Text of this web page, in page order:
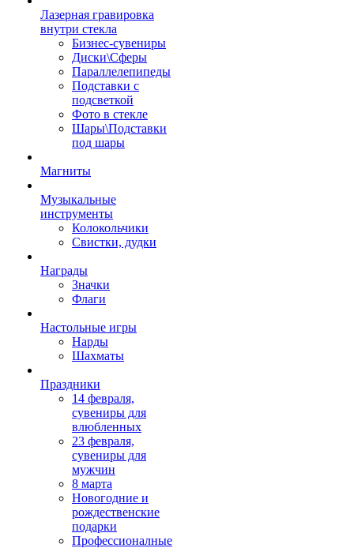
Лазерная гравировка
внутри стекла
Бизнес-сувениры
Диски\Сферы
Параллелепипеды
Подставки с
подсветкой
Фото в стекле
Шары\Подставки
под шары
Магниты
Музыкальные
инструменты
Колокольчики
Свистки, дудки
Награды
Значки
Флаги
Настольные игры
Нарды
Шахматы
Праздники
14 февраля,
сувениры для
влюбленных
23 февраля,
сувениры для
мужчин
8 марта
Новогодние и
рождественские
подарки
Профессионалные